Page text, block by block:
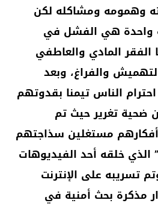
وهمومه ومشاكله لكن
واحدة هي الفشل في
المادي والعاطفي
والفراغ، وبعد
الناس تيمنا بقدوتهم
ضحية تغرير حيث تم
مستغلين سذاجتهم
خلقه أحد الفيديوهات
تسريبه على الإنترنت
مذكرة بحث أمنية في